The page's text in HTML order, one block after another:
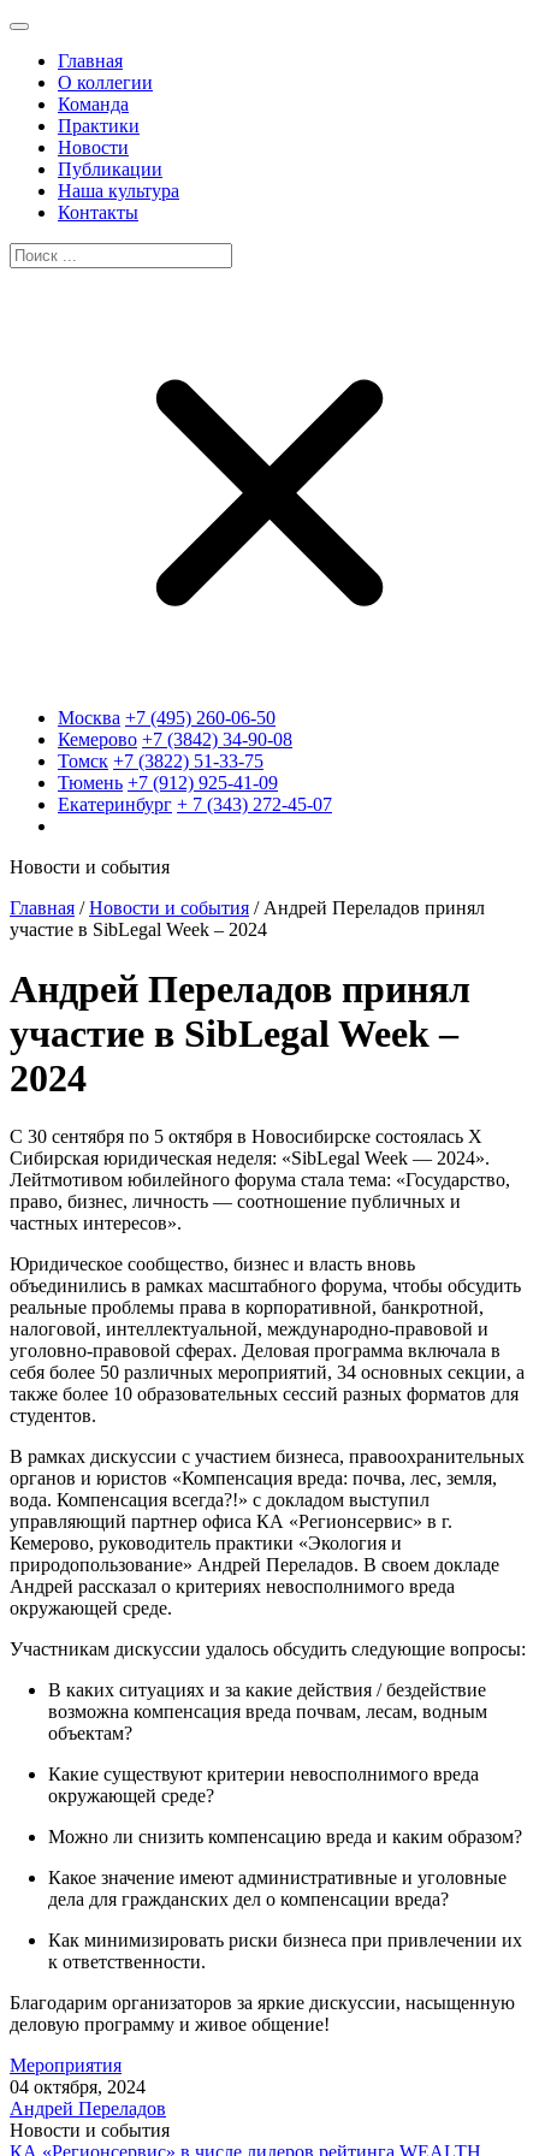
Главная
О коллегии
Команда
Практики
Новости
Публикации
Наша культура
Контакты
Москва +7 (495) 260-06-50
Кемерово +7 (3842) 34-90-08
Томск +7 (3822) 51-33-75
Тюмень +7 (912) 925-41-09
Екатеринбург + 7 (343) 272-45-07
Новости и события
Главная /Новости и события / Андрей Переладов принял
участие в SibLegal Week – 2024
Андрей Переладов принял
участие в SibLegal Week –
2024
С 30 сентября по 5 октября в Новосибирске состоялась X
Сибирская юридическая неделя: «SibLegal Week — 2024».
Лейтмотивом юбилейного форума стала тема: «Государство,
право, бизнес, личность — соотношение публичных и
частных интересов».
Юридическое сообщество, бизнес и власть вновь
объединились в рамках масштабного форума, чтобы обсудить
реальные проблемы права в корпоративной, банкротной,
налоговой, интеллектуальной, международно-правовой и
уголовно-правовой сферах. Деловая программа включала в
себя более 50 различных мероприятий, 34 основных секции, а
также более 10 образовательных сессий разных форматов для
студентов.
В рамках дискуссии с участием бизнеса, правоохранительных
органов и юристов «Компенсация вреда: почва, лес, земля,
вода. Компенсация всегда?!» с докладом выступил
управляющий партнер офиса КА «Регионсервис» в г.
Кемерово, руководитель практики «Экология и
природопользование» Андрей Переладов. В своем докладе
Андрей рассказал о критериях невосполнимого вреда
окружающей среде.
Участникам дискуссии удалось обсудить следующие вопросы:
В каких ситуациях и за какие действия / бездействие
возможна компенсация вреда почвам, лесам, водным
объектам?
Какие существуют критерии невосполнимого вреда
окружающей среде?
Можно ли снизить компенсацию вреда и каким образом?
Какое значение имеют административные и уголовные
дела для гражданских дел о компенсации вреда?
Как минимизировать риски бизнеса при привлечении их
к ответственности.
Благодарим организаторов за яркие дискуссии, насыщенную
деловую программу и живое общение!
Мероприятия
04 октября, 2024
Андрей Переладов
Новости и события
КА «Регионсервис» в числе лидеров рейтинга WEALTH